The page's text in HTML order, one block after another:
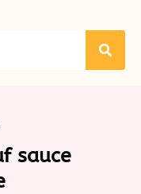
sauce